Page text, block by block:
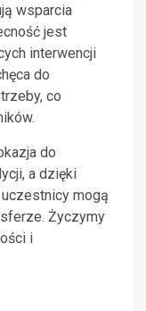
wsparcia
jest
interwencji
do
co
do
a dzięki
uczestnicy mogą
Życzymy
i